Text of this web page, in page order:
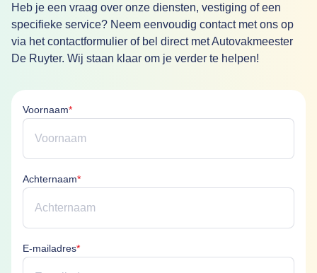
Heb je een vraag over onze diensten, vestiging of een
specifieke service? Neem eenvoudig contact met ons op
via het contactformulier of bel direct met Autovakmeester
De Ruyter. Wij staan klaar om je verder te helpen!
Voornaam*Voornaam is verplicht
Achternaam*Achternaam is verplicht
E-mailadres*E-mailadres is verplicht